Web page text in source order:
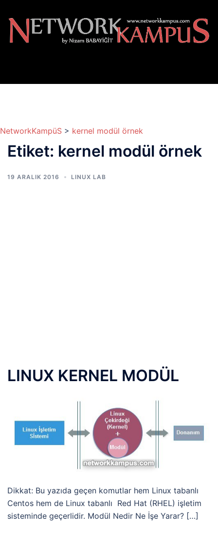
atla
NetworkKampüS > kernel modül örnek
Etiket: kernel modül örnek
19 ARALIK 2016 LINUX LAB
LINUX KERNEL MODÜL
Dikkat: Bu yazıda geçen komutlar hem Linux tabanlı
Centos hem de Linux tabanlı Red Hat (RHEL) işletim
sisteminde geçerlidir. Modül Nedir Ne İşe Yarar? […]